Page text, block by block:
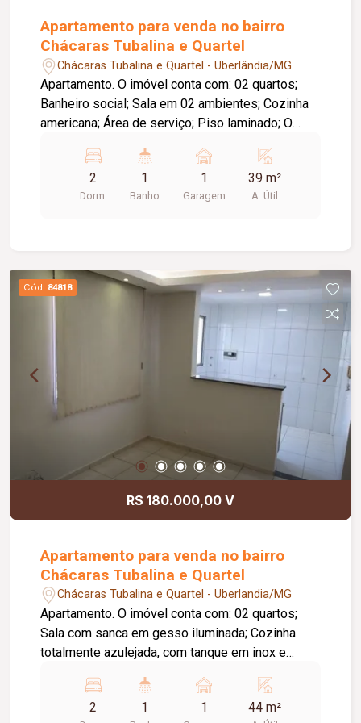
Apartamento para venda no bairro
Chácaras Tubalina e Quartel
Chácaras Tubalina e Quartel - Uberlândia/MG
Apartamento. O imóvel conta com: 02 quartos;
Banheiro social; Sala em 02 ambientes; Cozinha
americana; Área de serviço; Piso laminado; O
equipada; Ambientes funcionais e bem
distribuídos.
2
Dorm.
1
Banho
1
Garagem
39 m²
A. Útil
Cód. 84818
R$ 180.000,00 V
Apartamento para venda no bairro
Chácaras Tubalina e Quartel
Chácaras Tubalina e Quartel - Uberlandia/MG
Apartamento. O imóvel conta com: 02 quartos;
Sala com sanca em gesso iluminada; Cozinha
totalmente azulejada, com tanque em inox e
com box e revestimento em azulejo; Persianas
nos quartos e na sala; Garagem coberta; O
2 1 1 44 m²